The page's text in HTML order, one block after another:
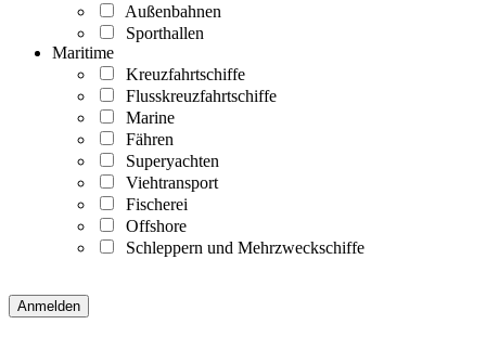
Außenbahnen
Sporthallen
Maritime
Kreuzfahrtschiffe
Flusskreuzfahrtschiffe
Marine
Fähren
Superyachten
Viehtransport
Fischerei
Offshore
Schleppern und Mehrzweckschiffe